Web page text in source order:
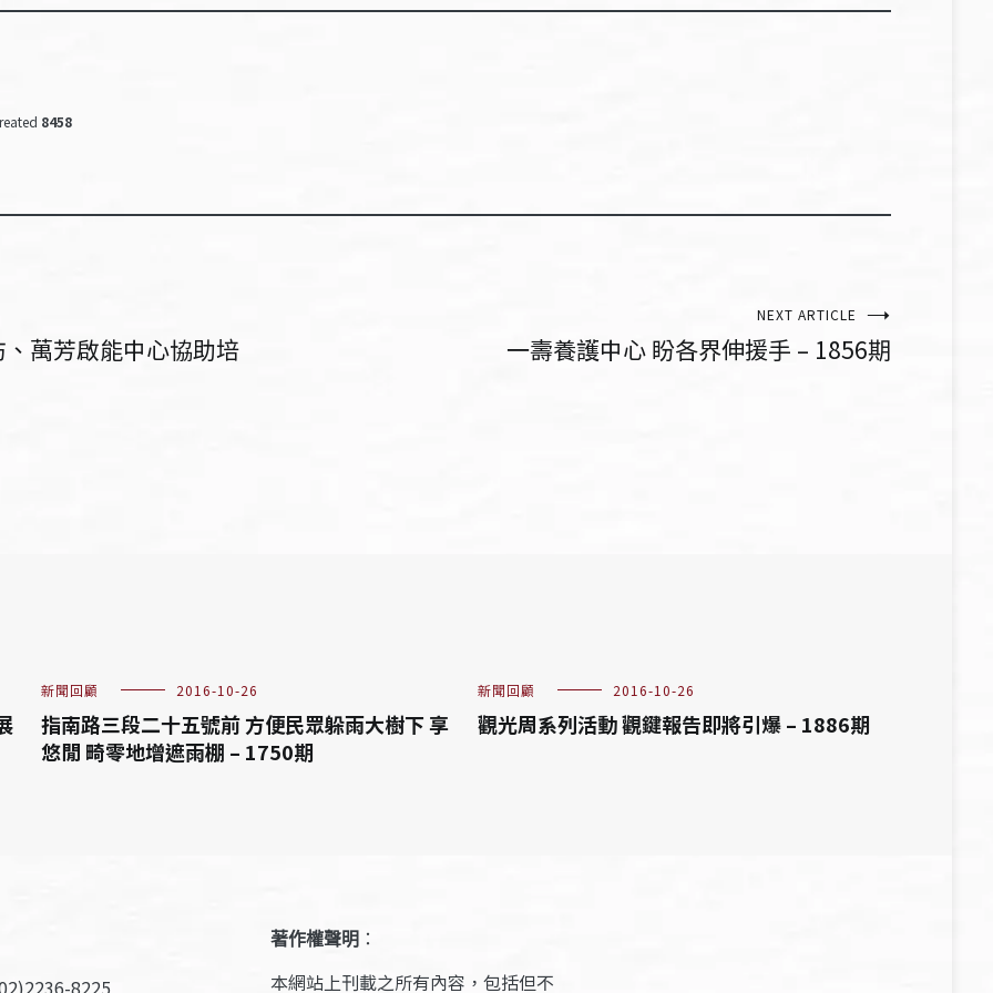
8458
萬芳啟能中心協助培
NEXT ARTICLE
一壽養護中心 盼各界伸援手 – 1856期
新聞回顧 2016-10-26
指南路三段二十五號前 方便民眾躲雨大樹下 享
悠閒 畸零地增遮雨棚 – 1750期
新聞回顧 2016-10-26
觀光周系列活動 觀鍵報告即將引爆 – 1886期
8225
著作權聲明 ：
本網站上刊載之所有內容，包括但不